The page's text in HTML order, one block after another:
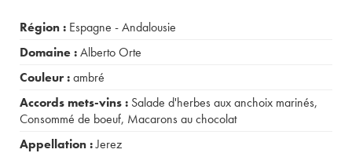
Région : Espagne - Andalousie
Domaine :Alberto Orte
Couleur :ambré
Accords mets-vins : Salade d'herbes aux anchoix marinés,
Consommé de boeuf, Macarons au chocolat
Appellation :Jerez